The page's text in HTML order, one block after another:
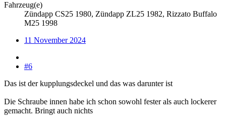
Fahrzeug(e)
Zündapp CS25 1980, Zündapp ZL25 1982, Rizzato Buffalo
M25 1998
11 November 2024
#6
Das ist der kupplungsdeckel und das was darunter ist
Die Schraube innen habe ich schon sowohl fester als auch lockerer
gemacht. Bringt auch nichts